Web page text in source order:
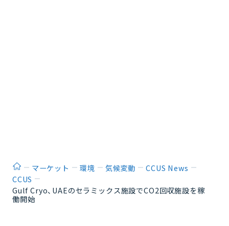
ホームマーケット 環境 気候変動
CCUS News
CCUS
Gulf Cryo、UAEのセラミックス施設でCO2回収施設を稼
働開始